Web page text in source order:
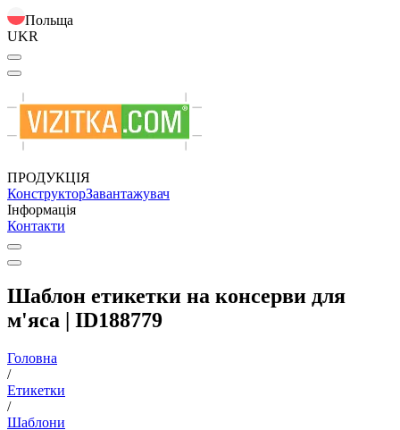
Польща
UKR
ПРОДУКЦІЯ
КонструкторЗавантажувач
Інформація
Контакти
Шаблон етикетки на консерви для
м'яса | ID188779
Головна
/
Етикетки
/
Шаблони